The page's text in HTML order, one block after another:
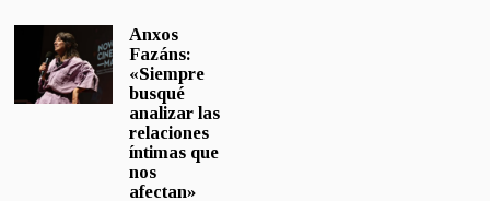
Anxos
Fazáns:
«Siempre
busqué
analizar las
relaciones
íntimas que
nos
afectan»